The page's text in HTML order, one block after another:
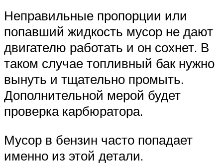
Неправильные пропорции или
попавший жидкость мусор не дают
двигателю работать и он сохнет. В
таком случае топливный бак нужно
вынуть и тщательно промыть.
Дополнительной мерой будет
проверка карбюратора.
Мусор в бензин часто попадает
именно из этой детали.